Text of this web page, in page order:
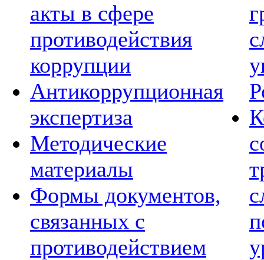
акты в сфере
противодействия
коррупции
Антикоррупционная
экспертиза
Методические
материалы
Формы документов,
связанных с
противодействием